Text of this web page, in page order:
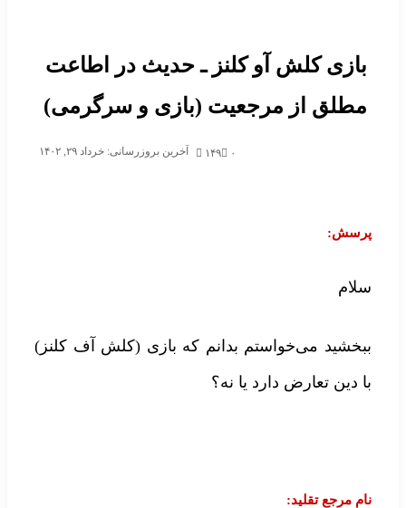
بازی کلش آو کلنز ـ حدیث در اطاعت
مطلق از مرجعیت (بازی و سرگرمی)
آخرین بروزرسانی: خرداد ۲۹, ۱۴۰۲ ۰ ۱۴۹
پرسش:
سلام
ببخشید می‌خواستم بدانم که بازی (کلش آف کلنز)
با دین تعارض دارد یا نه؟
نام مرجع تقلید: